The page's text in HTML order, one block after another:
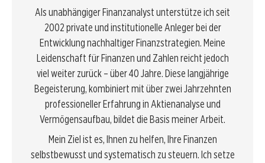
Als unabhängiger Finanzanalyst unterstütze ich seit
2002 private und institutionelle Anleger bei der
Entwicklung nachhaltiger Finanzstrategien. Meine
Leidenschaft für Finanzen und Zahlen reicht jedoch
viel weiter zurück – über 40 Jahre. Diese langjährige
Begeisterung, kombiniert mit über zwei Jahrzehnten
professioneller Erfahrung in Aktienanalyse und
Vermögensaufbau, bildet die Basis meiner Arbeit.
Mein Ziel ist es, Ihnen zu helfen, Ihre Finanzen
selbstbewusst und systematisch zu steuern. Ich setze